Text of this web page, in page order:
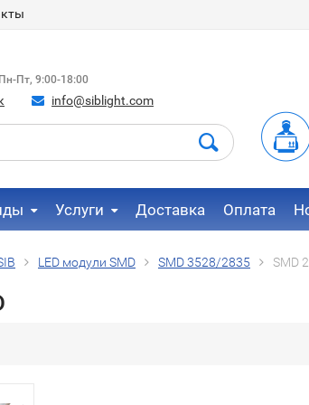
Пн-Пт, 9:00-18:00
info@siblight.com
Услуги Доставка Оплата
LED модули SMD SMD 3528/2835 SMD